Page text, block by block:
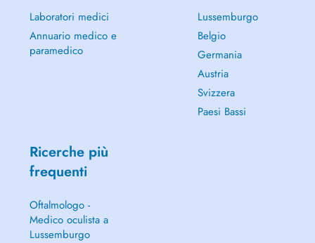
Laboratori medici
Annuario medico e
paramedico
Lussemburgo
Belgio
Germania
Austria
Svizzera
Paesi Bassi
Ricerche più
frequenti
Oftalmologo -
Medico oculista a
Lussemburgo